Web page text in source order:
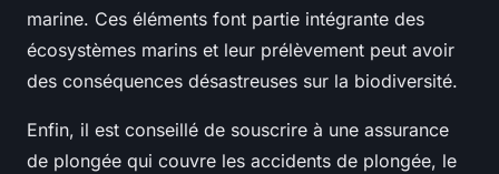
marine. Ces éléments font partie intégrante des
écosystèmes marins et leur prélèvement peut avoir
des conséquences désastreuses sur la biodiversité.
Enfin, il est conseillé de souscrire à une assurance
de plongée qui couvre les accidents de plongée, le